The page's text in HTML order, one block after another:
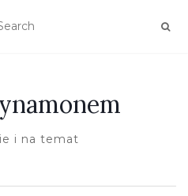
i na temat